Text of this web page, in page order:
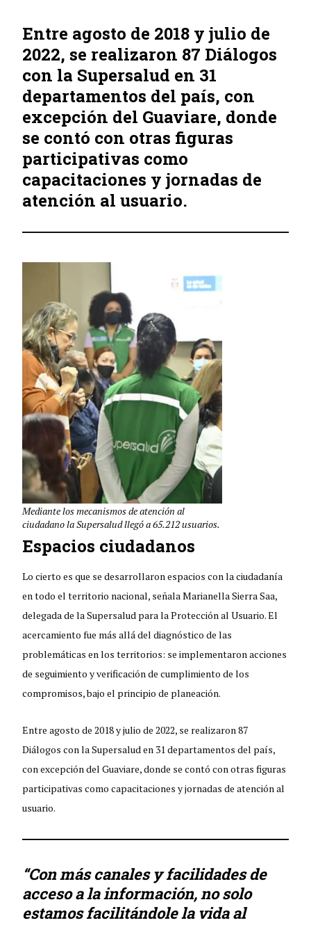
Entre agosto de 2018 y julio de
2022, se realizaron 87 Diálogos
con la Supersalud en 31
departamentos del país, con
excepción del Guaviare, donde
se contó con otras figuras
participativas como
capacitaciones y jornadas de
atención al usuario.
Mediante los mecanismos de atención al
ciudadano la Supersalud llegó a 65.212 usuarios.
Espacios ciudadanos
Lo cierto es que se desarrollaron espacios con la ciudadanía
en todo el territorio nacional, señala Marianella Sierra Saa,
delegada de la Supersalud para la Protección al Usuario. El
acercamiento fue más allá del diagnóstico de las
problemáticas en los territorios: se implementaron acciones
de seguimiento y verificación de cumplimiento de los
compromisos, bajo el principio de planeación.
Entre agosto de 2018 y julio de 2022, se realizaron 87
Diálogos con la Supersalud en 31 departamentos del país,
con excepción del Guaviare, donde se contó con otras figuras
participativas como capacitaciones y jornadas de atención al
usuario.
“Con más canales y facilidades de
acceso a la información, no solo
estamos facilitándole la vida al